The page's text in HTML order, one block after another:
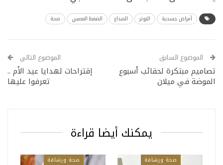
أمراض جسدية التوتر الصداع الضغط العصبي صحة
الموضوع السابق
تصاميم مبتكرة لحقائب أسبوع
الموضة في ميلان
الموضوع التالي
إقتراحات لهدايا عيد الأم ..
تعرفوا عليها
يمكنك أيضا قراءة
صحة ورشاقة صحة ورشاقة